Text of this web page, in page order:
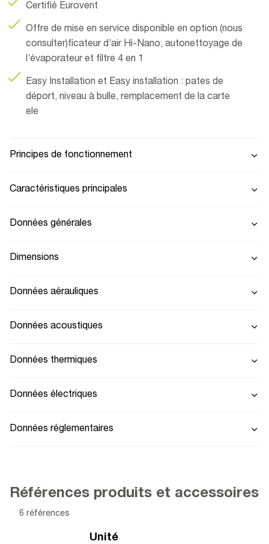
Certifié Eurovent
Offre de mise en service disponible en option (nous
consulter)ficateur d’air Hi-Nano, autonettoyage de
l’évaporateur et filtre 4 en 1
Easy Installation et Easy installation : pates de
déport, niveau à bulle, remplacement de la carte
ele
Principes de fonctionnement
Caractéristiques principales
Données générales
Dimensions
Données aérauliques
Données acoustiques
Données thermiques
Données électriques
Données réglementaires
Références produits et accessoires
6 références
Unité